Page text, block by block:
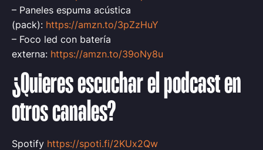
– Paneles espuma acústica
(pack): https://amzn.to/3pZzHuY
– Foco led con batería
externa: https://amzn.to/39oNy8u
¿Quieres escuchar el podcast en
otros canales?
Spotify https://spoti.fi/2KUx2Qw